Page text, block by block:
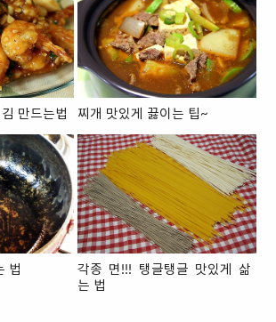
만드는법 찌개 맛있게 끓이는 팁~
법
각종 면!!! 탱글탱글 맛있게 삶
는 법